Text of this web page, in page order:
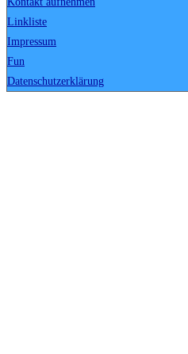
Linkliste
Impressum
Fun
Datenschutzerklärung